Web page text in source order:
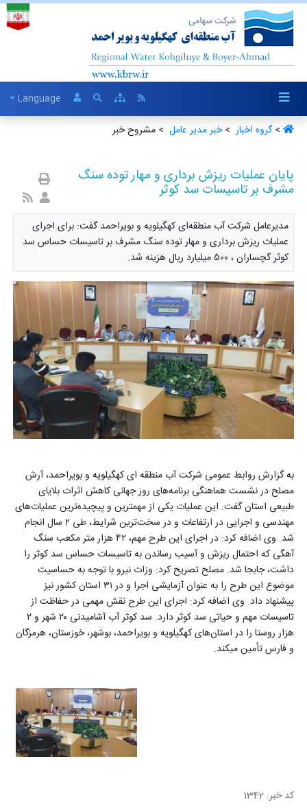
Language
>گروه اخبار ‏ >خبر مدیر عامل ‏ > مشروح خبر
پایان عملیات ریزش برداری و مهار توده سنگ
مشرف بر تاسیسات سد کوثر
مدیرعامل شرکت آب منطقه‌ای کهگیلویه و بویراحمد گفت: برای اجرای
عملیات ریزش برداری و مهار توده سنگ مشرف بر تاسیسات حساس سد
کوثر گچساران ، ۵۰۰ میلیارد ریال هزینه شد.
به گزارش روابط عمومی شرکت آب منطقه ای کهگیلویه و بویراحمد، آرش
مصلح در نشست هماهنگی برنامه‌های روز جهانی کاهش اثرات بلایای
طبیعی استان گفت: این عملیات یکی از مهمترین و پیچیده‌ترین عملیات‌های
مهندسی و اجرایی در ارتفاعات و در سخت‌ترین شرایط، طی ۲ سال انجام
شد. وی اضافه کرد: در اجرای این طرح مهم، ۴۲ هزار متر مکعب سنگ
آهگی که احتمال ریزش و آسیب رساندن به تاسیسات حساس سد کوثر را
داشت، جابجا شد. مصلح تصریح کرد: وزات نیرو با توجه به حساسیت
موضوع این طرح را به عنوان آزمایشی اجرا و در ۳۱ استان کشور نیز
پیشنهاد داد. وی اضافه کرد: اجرای این طرح نقش مهمی در حفاظت از
تاسیسات مهم و حیاتی سد کوثر دارد. سد کوثر آب آشامیدنی ۲۰ شهر و ۲
هزار روستا را در استان‌های کهگیلویه و بویراحمد، بوشهر، خوزستان، هرمزگان
و فارس تأمین میکند.
کد خبر: 1342